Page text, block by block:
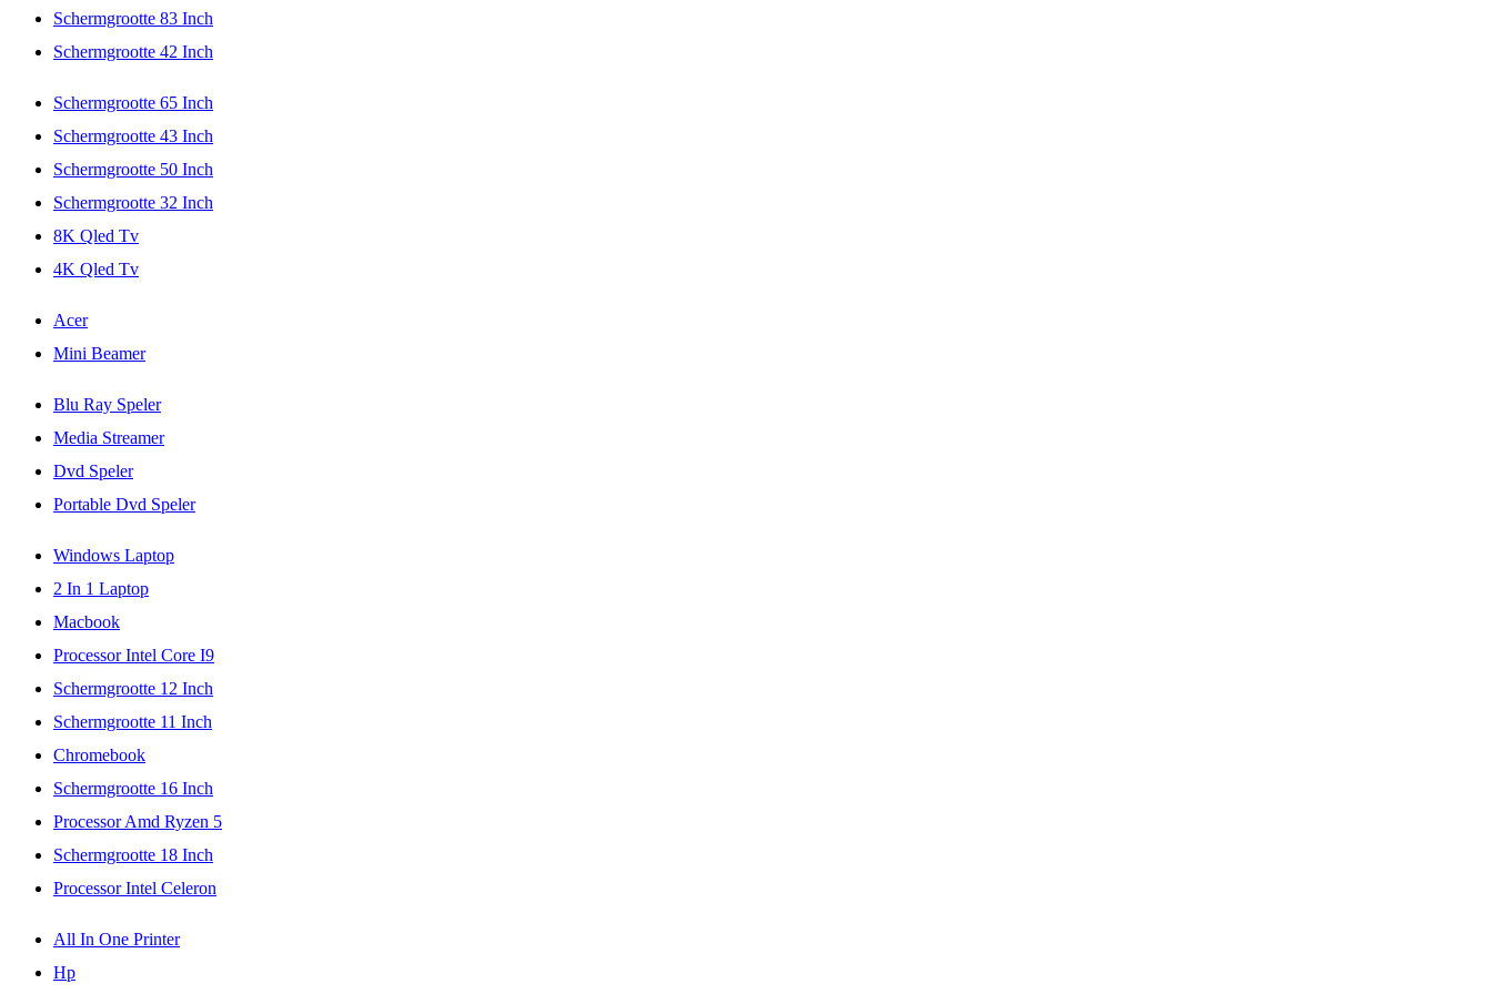
Schermgrootte 83 Inch
Schermgrootte 42 Inch
Schermgrootte 65 Inch
Schermgrootte 43 Inch
Schermgrootte 50 Inch
Schermgrootte 32 Inch
8K Qled Tv
4K Qled Tv
Acer
Mini Beamer
Blu Ray Speler
Media Streamer
Dvd Speler
Portable Dvd Speler
Windows Laptop
2 In 1 Laptop
Macbook
Processor Intel Core I9
Schermgrootte 12 Inch
Schermgrootte 11 Inch
Chromebook
Schermgrootte 16 Inch
Processor Amd Ryzen 5
Schermgrootte 18 Inch
Processor Intel Celeron
All In One Printer
Hp